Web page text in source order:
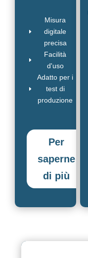
E
Misura
digitale
precisa
E
Facilità
d'uso
E
Adatto per i
test di
produzione
Per
saperne
di più